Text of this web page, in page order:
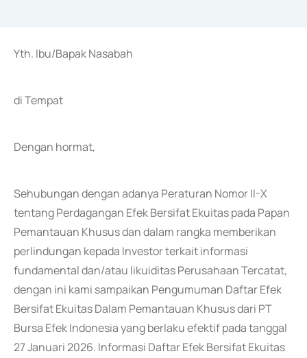
Yth. Ibu/Bapak Nasabah
di Tempat
Dengan hormat,
Sehubungan dengan adanya Peraturan Nomor II-X
tentang Perdagangan Efek Bersifat Ekuitas pada Papan
Pemantauan Khusus dan dalam rangka memberikan
perlindungan kepada Investor terkait informasi
fundamental dan/atau likuiditas Perusahaan Tercatat,
dengan ini kami sampaikan Pengumuman Daftar Efek
Bersifat Ekuitas Dalam Pemantauan Khusus dari PT
Bursa Efek Indonesia yang berlaku efektif pada tanggal
27 Januari 2026. Informasi Daftar Efek Bersifat Ekuitas